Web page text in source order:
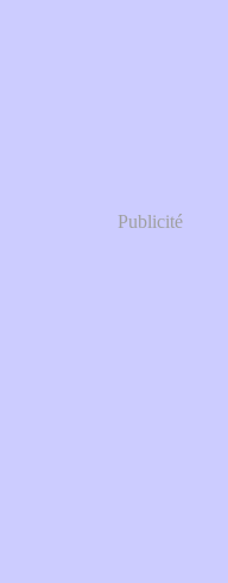
Publicité